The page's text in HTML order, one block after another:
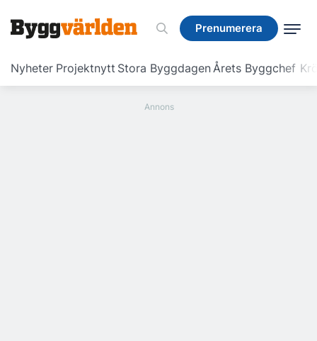
Prenumerera
Nyheter Projektnytt Stora ByggdagenÅrets Byggchef
Prenumerera